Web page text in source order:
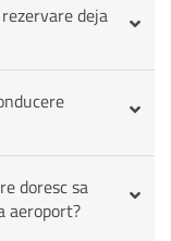
deja
doresc sa
aeroport?